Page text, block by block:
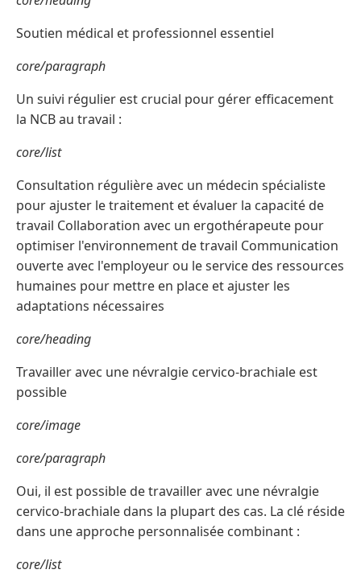
Soutien médical et professionnel essentiel
core/paragraph
Un suivi régulier est crucial pour gérer efficacement
la NCB au travail :
core/list
Consultation régulière avec un médecin spécialiste
pour ajuster le traitement et évaluer la capacité de
travail Collaboration avec un ergothérapeute pour
optimiser l'environnement de travail Communication
ouverte avec l'employeur ou le service des ressources
humaines pour mettre en place et ajuster les
adaptations nécessaires
core/heading
Travailler avec une névralgie cervico-brachiale est
possible
core/image
core/paragraph
Oui, il est possible de travailler avec une névralgie
cervico-brachiale dans la plupart des cas. La clé réside
dans une approche personnalisée combinant :
core/list